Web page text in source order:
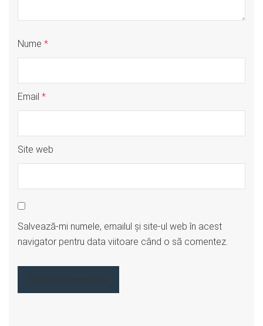
Nume *
Email *
Site web
Salvează-mi numele, emailul și site-ul web în acest
navigator pentru data viitoare când o să comentez.